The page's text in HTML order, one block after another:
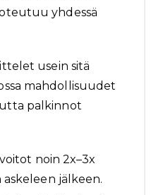
yhdessä
usein sitä
mahdollisuudet
palkinnot
noin 2x–3x
jälkeen.